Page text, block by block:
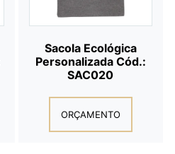
Sacola Ecológica
Personalizada Cód.:
SAC020
ORÇAMENTO